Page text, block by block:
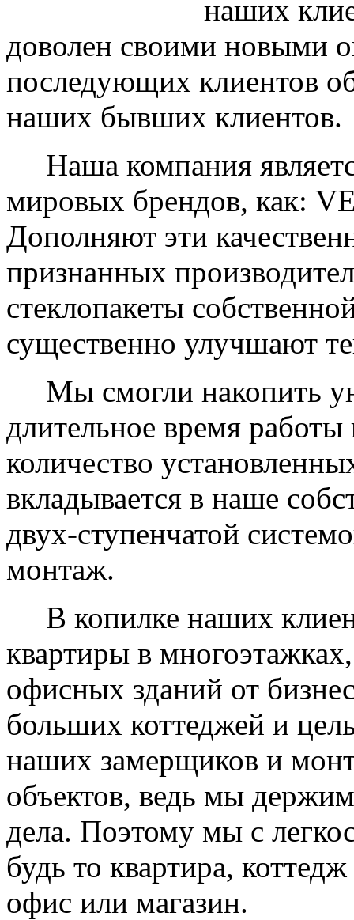
наших
доволен своими новыми
последующих клиентов
наших бывших клиентов.
Наша компания
мировых брендов, как:
Дополняют эти
признанных
стеклопакеты
существенно улучшают
Мы смогли накопить
длительное время
количество
вкладывается в наше
двух-ступенчатой
монтаж.
В копилке наших
квартиры в
офисных зданий от
больших коттеджей и
наших замерщиков и
объектов, ведь мы
дела. Поэтому мы с
будь то квартира,
офис или магазин.